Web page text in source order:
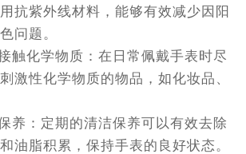
抗紫外线材料，能够有效减少因阳
问题。
化学物质：在日常佩戴手表时尽
激性化学物质的物品，如化妆品、
：定期的清洁保养可以有效去除
油脂积累，保持手表的良好状态。